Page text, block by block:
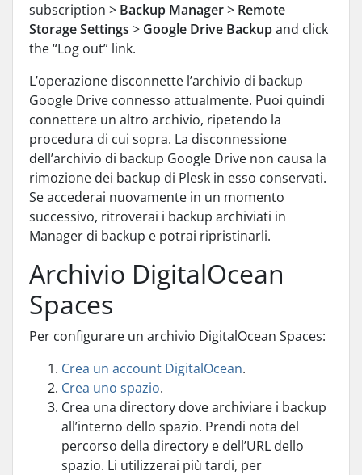
subscription > Backup Manager> Remote
Storage Settings > Google Drive Backupand click
the “Log out” link.
L’operazione disconnette l’archivio di backup
Google Drive connesso attualmente. Puoi quindi
connettere un altro archivio, ripetendo la
procedura di cui sopra. La disconnessione
dell’archivio di backup Google Drive non causa la
rimozione dei backup di Plesk in esso conservati.
Se accederai nuovamente in un momento
successivo, ritroverai i backup archiviati in
Manager di backup e potrai ripristinarli.
Archivio DigitalOcean
Spaces
Per configurare un archivio DigitalOcean Spaces:
Crea un account DigitalOcean.
Crea uno spazio.
Crea una directory dove archiviare i backup
all’interno dello spazio. Prendi nota del
percorso della directory e dell’URL dello
spazio. Li utilizzerai più tardi, per